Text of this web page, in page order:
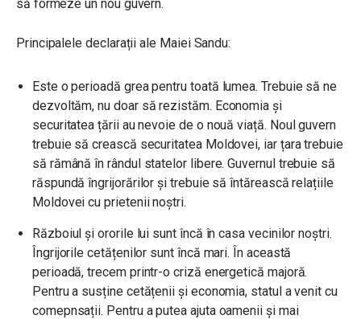
să formeze un nou guvern.
Principalele declarații ale Maiei Sandu:
Este o perioadă grea pentru toată lumea. Trebuie să ne
dezvoltăm, nu doar să rezistăm. Economia și
securitatea țării au nevoie de o nouă viață. Noul guvern
trebuie să crească securitatea Moldovei, iar țara trebuie
să rămână în rândul statelor libere. Guvernul trebuie să
răspundă îngrijorărilor și trebuie să întărească relațiile
Moldovei cu prietenii noștri.
Războiul și ororile lui sunt încă în casa vecinilor noștri.
Îngrijorile cetățenilor sunt încă mari. În această
perioadă, trecem printr-o criză energetică majoră.
Pentru a susține cetățenii și economia, statul a venit cu
comepnsații. Pentru a putea ajuta oamenii și mai